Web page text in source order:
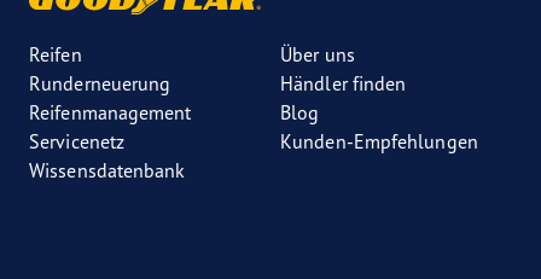
Reifen
Runderneuerung
Reifenmanagement
Servicenetz
Wissensdatenbank
Über uns
Händler finden
Blog
Kunden-Empfehlungen